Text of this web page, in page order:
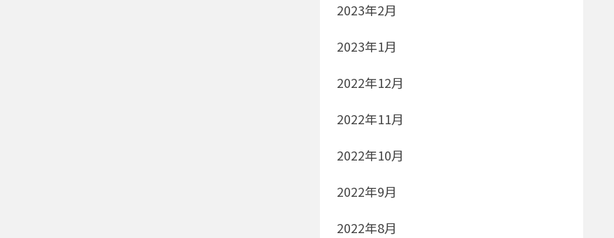
2023年2月
2023年1月
2022年12月
2022年11月
2022年10月
2022年9月
2022年8月